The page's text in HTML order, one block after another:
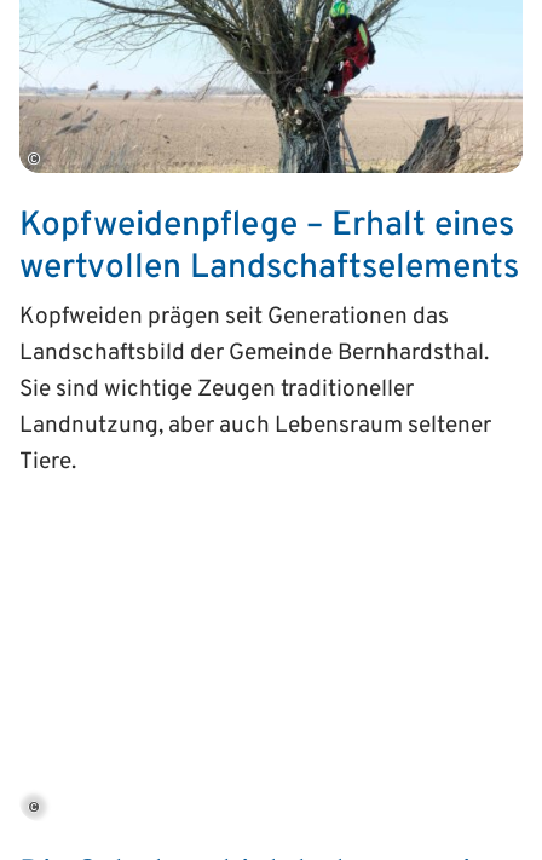
©
Kopfweidenpflege – Erhalt eines
wertvollen Landschaftselements
Kopfweiden prägen seit Generationen das
Landschaftsbild der Gemeinde Bernhardsthal.
Sie sind wichtige Zeugen traditioneller
Landnutzung, aber auch Lebensraum seltener
Tiere.
©